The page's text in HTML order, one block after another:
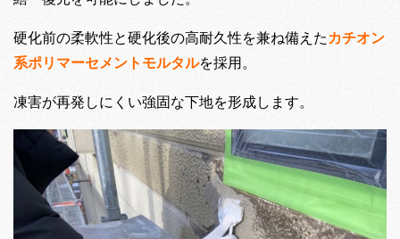
硬化前の柔軟性と硬化後の高耐久性を兼ね備えた カチオン
系ポリマーセメントモルタルを採用。
凍害が再発しにくい強固な下地を形成します。